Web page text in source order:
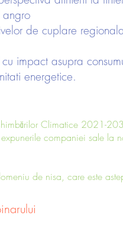
angro
de cuplare
impact asupra
energetice.
Climatice 2021-
companiei sale la
de nisa, care este